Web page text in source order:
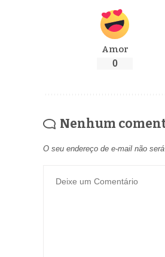
Amor
0
Nenhum
O seu endereço de e-mail não